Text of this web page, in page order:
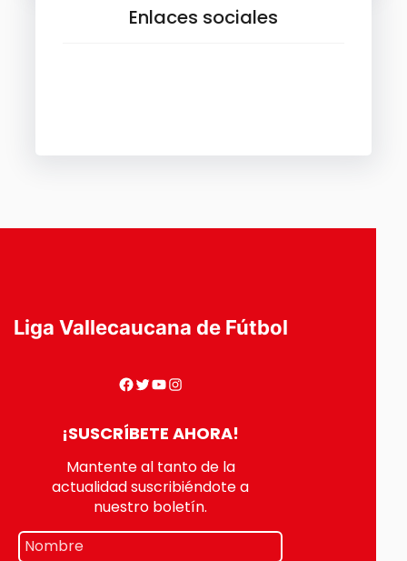
Enlaces sociales
Liga Vallecaucana de Fútbol
¡SUSCRÍBETE AHORA!
Mantente al tanto de la
actualidad suscribiéndote a
nuestro boletín.